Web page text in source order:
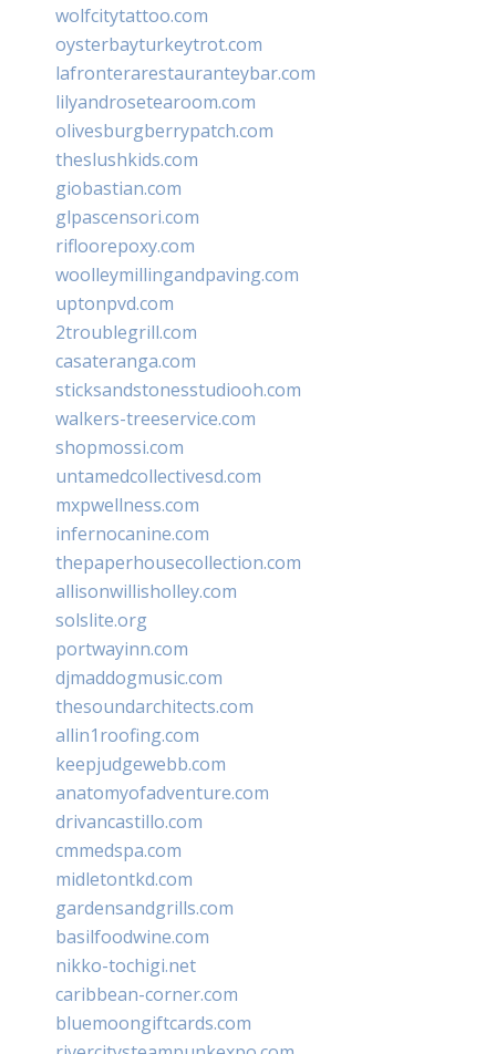
wolfcitytattoo.com
oysterbayturkeytrot.com
lafronterarestauranteybar.com
lilyandrosetearoom.com
olivesburgberrypatch.com
theslushkids.com
giobastian.com
glpascensori.com
rifloorepoxy.com
woolleymillingandpaving.com
uptonpvd.com
2troublegrill.com
casateranga.com
sticksandstonesstudiooh.com
walkers-treeservice.com
shopmossi.com
untamedcollectivesd.com
mxpwellness.com
infernocanine.com
thepaperhousecollection.com
allisonwillisholley.com
solslite.org
portwayinn.com
djmaddogmusic.com
thesoundarchitects.com
allin1roofing.com
keepjudgewebb.com
anatomyofadventure.com
drivancastillo.com
cmmedspa.com
midletontkd.com
gardensandgrills.com
basilfoodwine.com
nikko-tochigi.net
caribbean-corner.com
bluemoongiftcards.com